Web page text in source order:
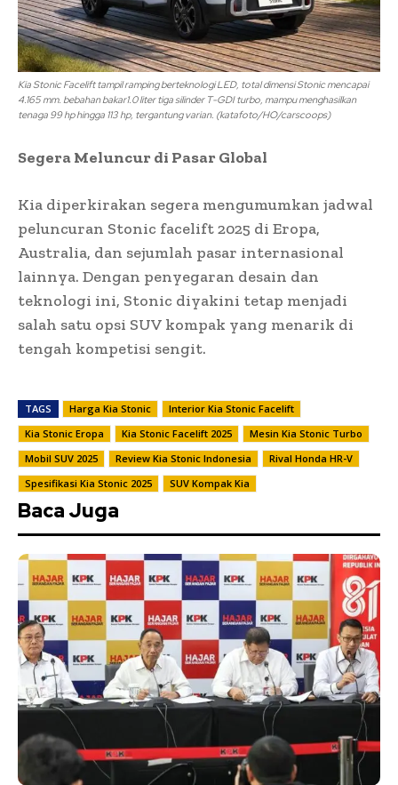
Kia Stonic Facelift tampil ramping berteknologi LED, total dimensi Stonic mencapai
4.165 mm. bebahan bakar1.0 liter tiga silinder T-GDI turbo, mampu menghasilkan
tenaga 99 hp hingga 113 hp, tergantung varian. (katafoto/HO/carscoops)
Segera Meluncur di Pasar Global
Kia diperkirakan segera mengumumkan jadwal
peluncuran Stonic facelift 2025 di Eropa,
Australia, dan sejumlah pasar internasional
lainnya. Dengan penyegaran desain dan
teknologi ini, Stonic diyakini tetap menjadi
salah satu opsi SUV kompak yang menarik di
tengah kompetisi sengit.
TAGS Harga Kia Stonic
Interior Kia Stonic Facelift
Kia Stonic Eropa
Kia Stonic Facelift 2025
Mesin Kia Stonic Turbo
Mobil SUV 2025
Review Kia Stonic Indonesia
Rival Honda HR-V
Spesifikasi Kia Stonic 2025
SUV Kompak Kia
Baca Juga